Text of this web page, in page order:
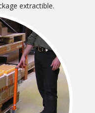
extractible.